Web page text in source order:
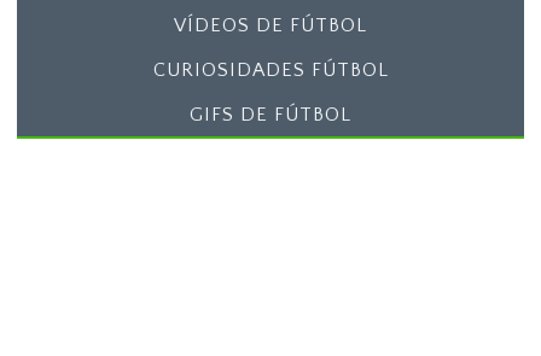
VÍDEOS DE FÚTBOL
CURIOSIDADES FÚTBOL
GIFS DE FÚTBOL